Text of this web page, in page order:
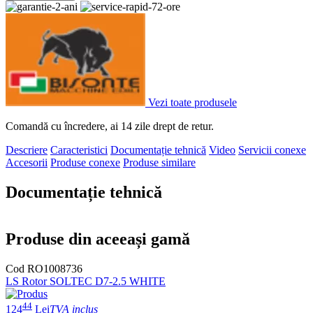
Vezi toate produsele
Comandă cu încredere, ai 14 zile drept de retur.
Descriere Caracteristici Documentație tehnică Video Servicii conexe
Accesorii Produse conexe Produse similare
Documentație tehnică
Produse din aceeași gamă
Cod RO1008736
LS Rotor SOLTEC D7-2.5 WHITE
12444 LeiTVA inclus